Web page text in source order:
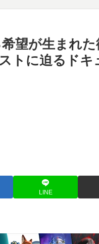
望が生まれ
トに迫るドキ
LINE